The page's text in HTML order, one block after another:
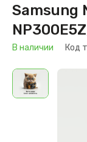
Samsung
В наличии Код